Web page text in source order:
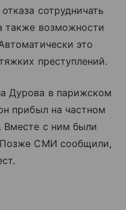
сотрудничать
также возможности
это
преступлений.
Дурова в парижском
прибыл на частном
Вместе с ним были
Позже СМИ сообщили,